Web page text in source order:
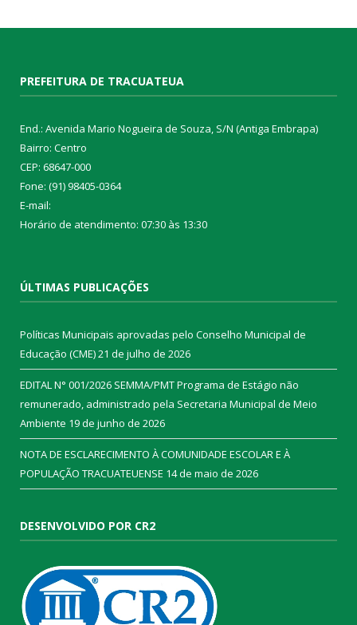
PREFEITURA DE TRACUATEUA
End.: Avenida Mario Nogueira de Souza, S/N (Antiga Embrapa)
Bairro: Centro
CEP: 68647-000
Fone: (91) 98405-0364
E-mail:
Horário de atendimento: 07:30 às 13:30
ÚLTIMAS PUBLICAÇÕES
Políticas Municipais aprovadas pelo Conselho Municipal de
Educação (CME)21 de julho de 2026
EDITAL N° 001/2026 SEMMA/PMT Programa de Estágio não
remunerado, administrado pela Secretaria Municipal de Meio
Ambiente 19 de junho de 2026
NOTA DE ESCLARECIMENTO À COMUNIDADE ESCOLAR E À
POPULAÇÃO TRACUATEUENSE 14 de maio de 2026
DESENVOLVIDO POR CR2